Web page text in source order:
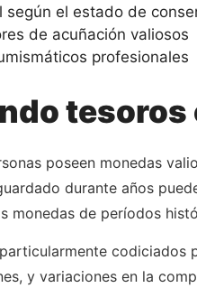
según el estado de
de acuñación valiosos
profesionales
poseen monedas
durante años
monedas de períodos
codiciados
y variaciones en la